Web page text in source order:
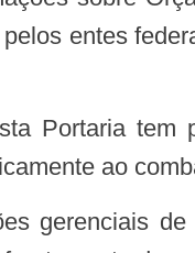
entes
ao
gerenciais